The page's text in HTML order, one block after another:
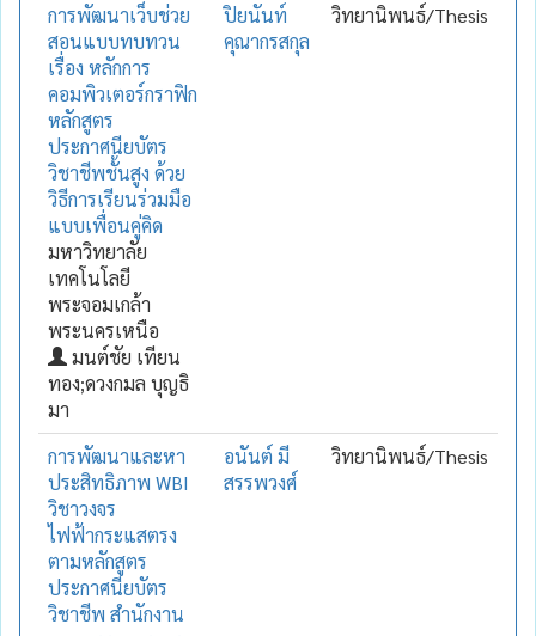
การพัฒนาเว็บช่วย
สอนแบบทบทวน
เรื่อง หลักการ
คอมพิวเตอร์กราฟิก
หลักสูตร
ประกาศนียบัตร
วิชาชีพชั้นสูง ด้วย
วิธีการเรียนร่วมมือ
แบบเพื่อนคู่คิด
มหาวิทยาลัย
เทคโนโลยี
พระจอมเกล้า
พระนครเหนือ
มนต์ชัย เทียน
ทอง;ดวงกมล บุญธิ
มา
ปิยนันท์
คุณากรสกุล
วิทยานิพนธ์/Thesis
การพัฒนาและหา
ประสิทธิภาพ WBI
วิชาวงจร
ไฟฟ้ากระแสตรง
ตามหลักสูตร
ประกาศนียบัตร
วิชาชีพ สำนักงาน
อนันต์ มี
สรรพวงศ์
วิทยานิพนธ์/Thesis